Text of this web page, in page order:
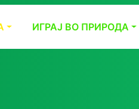
ИГРАЈ ВО ПРИРОДА